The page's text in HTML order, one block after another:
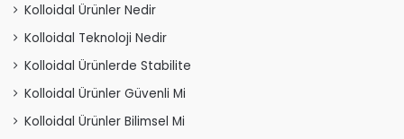
Kolloidal Ürünler Nedir
Kolloidal Teknoloji Nedir
Kolloidal Ürünlerde Stabilite
Kolloidal Ürünler Güvenli Mi
Kolloidal Ürünler Bilimsel Mi